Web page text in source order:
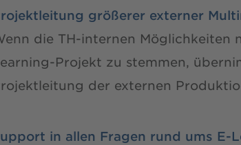
größerer externer
die TH-internen Möglichkeiten
Projekt zu stemmen,
der externen
in allen Fragen rund ums E-